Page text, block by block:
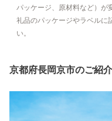
パッケージ、原材料など）が
礼品のパッケージやラベルに
い。
京都府長岡京市のご紹介